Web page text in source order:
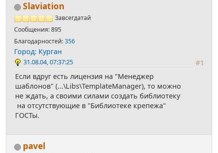
Slaviation
Завсегдатай
Сообщения: 895
Благодарностей:356
Город: Курган
#1
31.08.04, 07:37:25
Если вдруг есть лицензия на "Менеджер
шаблонов" (...\Libs\TemplateManager), то можно
не ждать, а своими силами создать библиотеку
на отсутствующие в "Библиотеке крепежа"
ГОСТы.
pavel